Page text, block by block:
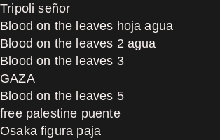
Tripoli señor
Blood on the leaves hoja agua
Blood on the leaves 2 agua
Blood on the leaves 3
GAZA
Blood on the leaves 5
free palestine puente
Osaka figura paja